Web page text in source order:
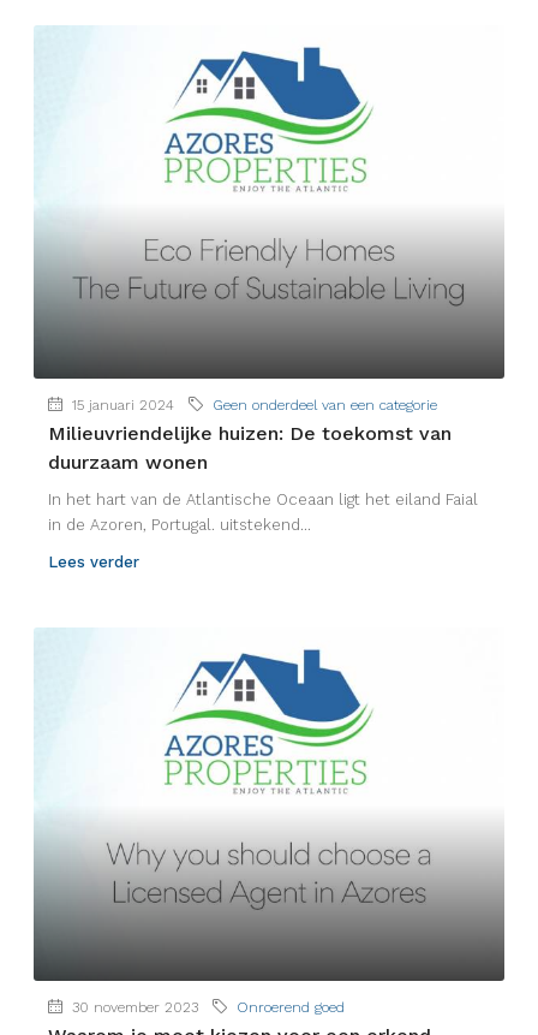
15 januari 2024 Geen onderdeel van een categorie
Milieuvriendelijke huizen: De toekomst van
duurzaam wonen
In het hart van de Atlantische Oceaan ligt het eiland Faial
in de Azoren, Portugal. uitstekend...
Lees verder
30 november 2023 Onroerend goed